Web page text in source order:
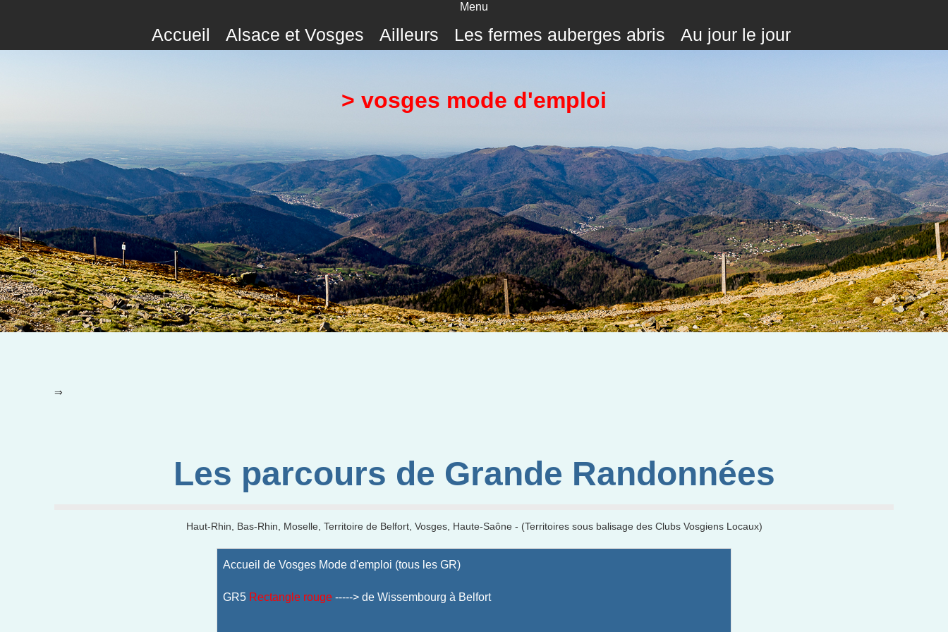
Menu
Accueil Alsace et Vosges Ailleurs Les fermes auberges abris Au jour le jour
> vosges mode d'emploi
⇒
Les parcours de Grande Randonnées
Haut-Rhin, Bas-Rhin, Moselle, Territoire de Belfort, Vosges, Haute-Saône - (Territoires sous balisage des Clubs Vosgiens Locaux)
Accueil de Vosges Mode d'emploi (tous les GR)
GR5 Rectangle rouge -----> de Wissembourg à Belfort